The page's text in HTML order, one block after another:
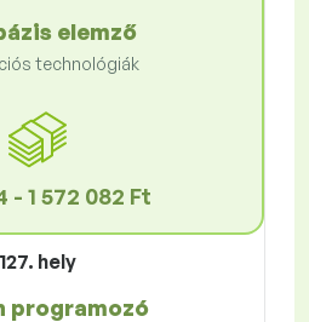
elemző
technológiák
- 1 572 082 Ft
127. hely
programozó